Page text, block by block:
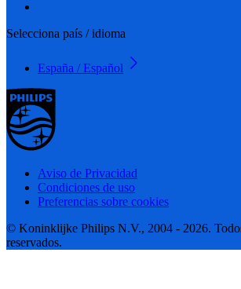
Selecciona país / idioma
España / Español
Aviso de Privacidad
Condiciones de uso
Preferencias sobre cookies
© Koninklijke Philips N.V., 2004 - 2026.
reservados.